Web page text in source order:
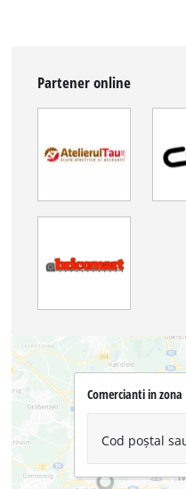
Partener online
Comercianti in zona
Cod poștal